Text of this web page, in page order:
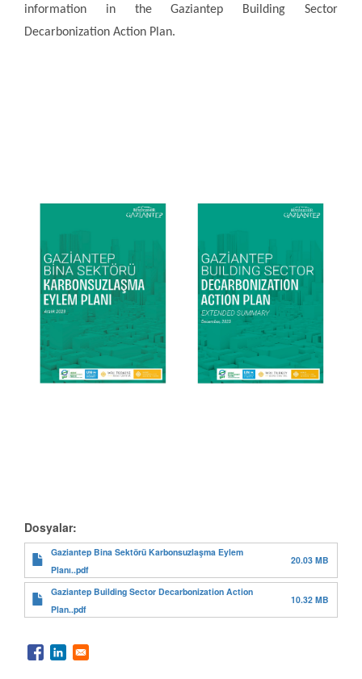
information in the Gaziantep Building Sector
Decarbonization Action Plan.
Dosyalar:
Gaziantep Bina Sektörü Karbonsuzlaşma Eylem
Planı..pdf
20.03 MB
Gaziantep Building Sector Decarbonization Action
Plan..pdf
10.32 MB